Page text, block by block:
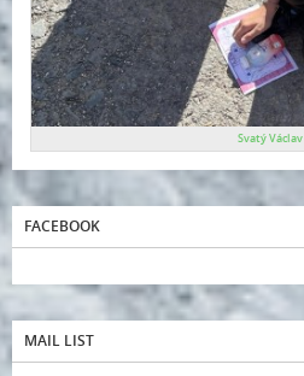
Svatý Václav
FACEBOOK
MAIL LIST